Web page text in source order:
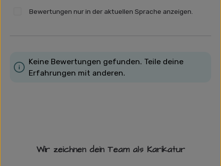
Bewertungen nur in der aktuellen Sprache anzeigen.
Keine Bewertungen gefunden. Teile deine
Erfahrungen mit anderen.
Wir zeichnen dein Team als Karikatur